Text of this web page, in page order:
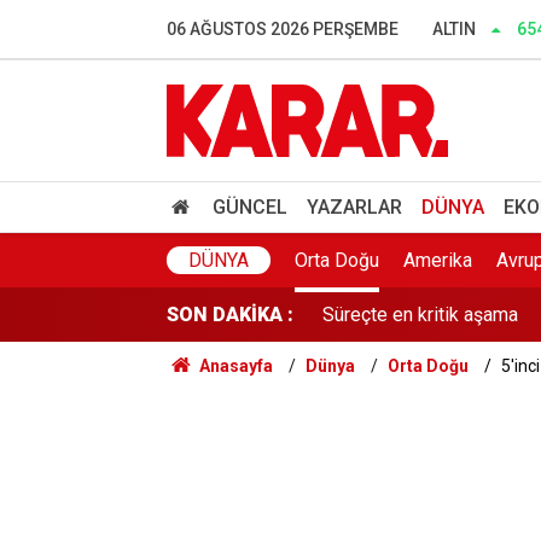
06 AĞUSTOS 2026 PERŞEMBE ALTIN
GÜNCEL YAZARLAR DÜNYA
DÜNYA Orta Doğu Amerika
SON DAKİKA :
Murat Bakan'dan
Lozan mübadillerinden
Süreçte en kritik aşama
Gaziantep'te acı olay! 91
Belediye kursunda
Anasayfa Dünya Orta Doğu